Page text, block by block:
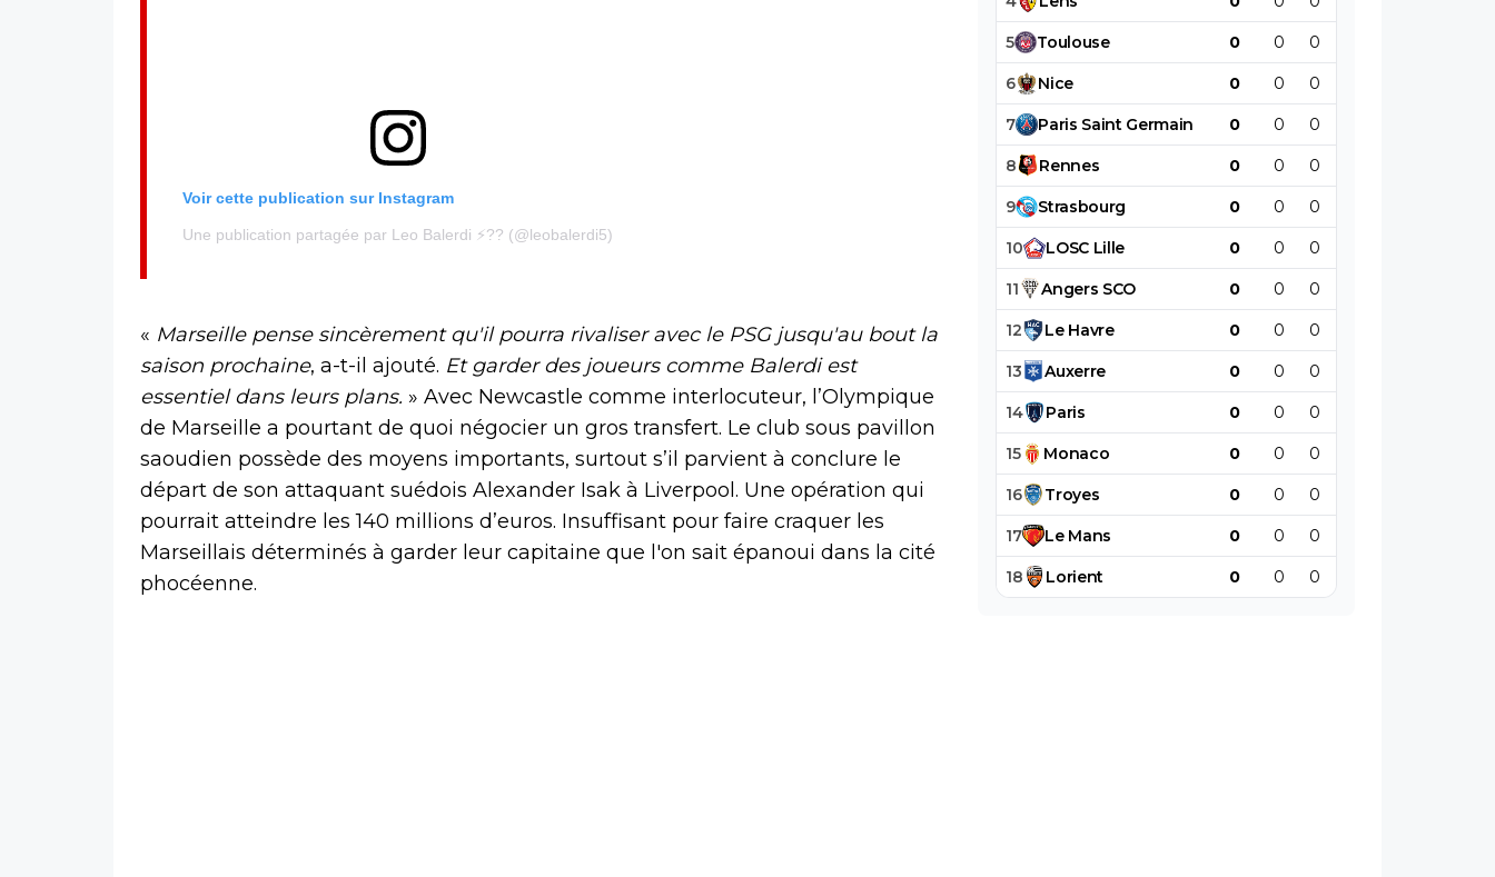
Voir cette publication sur Instagram
Une publication partagée par Leo Balerdi ⚡️?? (@leobalerdi5)
« Marseille pense sincèrement qu'il pourra rivaliser avec le PSG jusqu'au bout la
saison prochaine, a-t-il ajouté. Et garder des joueurs comme Balerdi est
essentiel dans leurs plans. » Avec Newcastle comme interlocuteur, l’Olympique
de Marseille a pourtant de quoi négocier un gros transfert. Le club sous pavillon
saoudien possède des moyens importants, surtout s’il parvient à conclure le
départ de son attaquant suédois Alexander Isak à Liverpool. Une opération qui
pourrait atteindre les 140 millions d’euros. Insuffisant pour faire craquer les
Marseillais déterminés à garder leur capitaine que l'on sait épanoui dans la cité
phocéenne.
5 Toulouse 0 0 0
6 Nice 0 0 0
7 Paris Saint Germain 0 0 0
8 Rennes 0 0 0
9 Strasbourg 0 0 0
10 LOSC Lille 0 0 0
11 Angers SCO 0 0 0
12 Le Havre 0 0 0
13 Auxerre 0 0 0
14 Paris 0 0 0
15 Monaco 0 0 0
16 Troyes 0 0 0
17 Le Mans 0 0 0
18 Lorient 0 0 0